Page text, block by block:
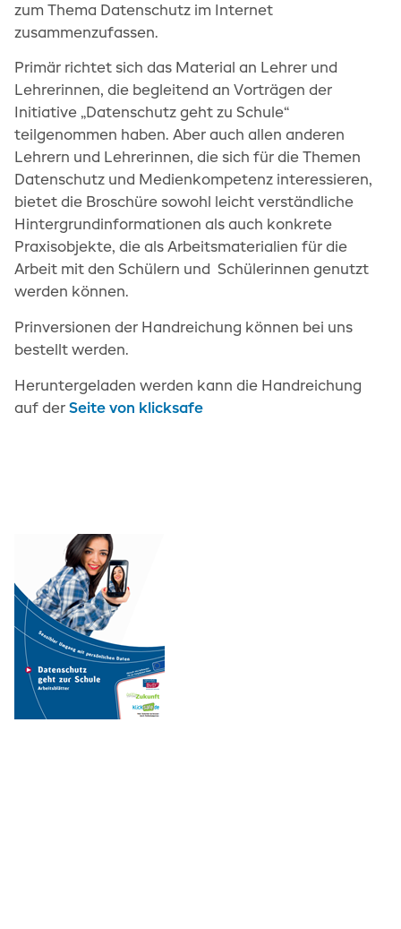
zum Thema Datenschutz im Internet
zusammenzufassen.
Primär richtet sich das Material an Lehrer und
Lehrerinnen, die begleitend an Vorträgen der
Initiative „Datenschutz geht zu Schule“
teilgenommen haben. Aber auch allen anderen
Lehrern und Lehrerinnen, die sich für die Themen
Datenschutz und Medienkompetenz interessieren,
bietet die Broschüre sowohl leicht verständliche
Hintergrundinformationen als auch konkrete
Praxisobjekte, die als Arbeitsmaterialien für die
Arbeit mit den Schülern und Schülerinnen genutzt
werden können.
Prinversionen der Handreichung können bei uns
bestellt werden.
Heruntergeladen werden kann die Handreichung
auf der Seite von klicksafe